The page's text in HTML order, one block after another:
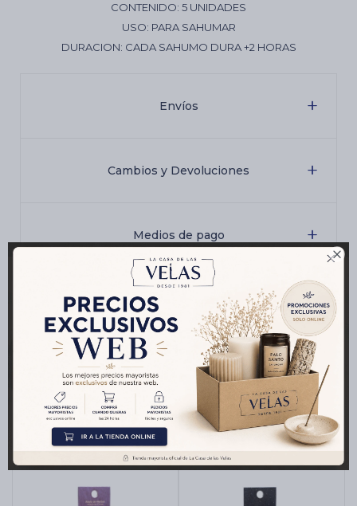

CONTENIDO: 5 UNIDADES
USO: PARA SAHUMAR
DURACION: CADA SAHUMO DURA +2 HORAS
Envíos
Cambios y Devoluciones
Medios de pago
Características
Productos que te pueden interesar
Artículos Esotéricos